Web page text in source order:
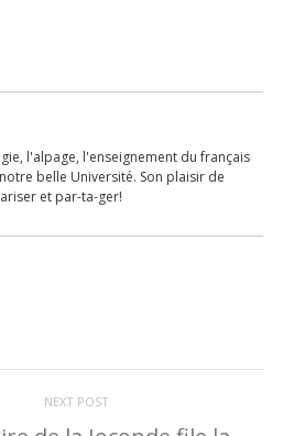
l'alpage, l'enseignement du français
belle Université. Son plaisir de
et par-ta-ger!
NEXT POST